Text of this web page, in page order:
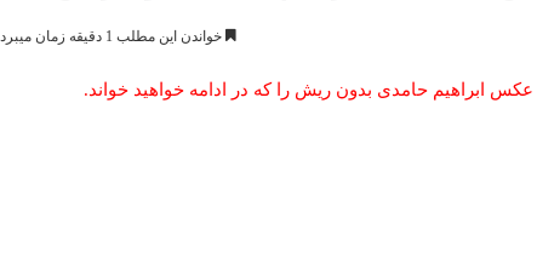
خواندن این مطلب 1 دقیقه زمان میبرد
ابراهیم حامدی بدون ریش را که در ادامه خواهید خواند.